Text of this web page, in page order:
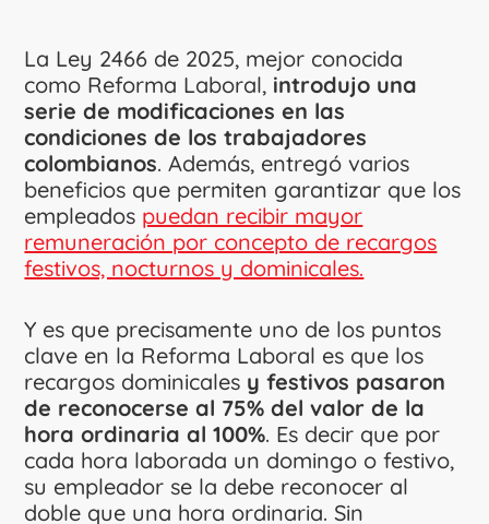
La Ley 2466 de 2025, mejor conocida
como Reforma Laboral, introdujo una
serie de modificaciones en las
condiciones de los trabajadores
colombianos. Además, entregó varios
beneficios que permiten garantizar que los
empleados puedan recibir mayor
remuneración por concepto de recargos
festivos, nocturnos y dominicales.
Y es que precisamente uno de los puntos
clave en la Reforma Laboral es que los
recargos dominicales y festivos pasaron
de reconocerse al 75% del valor de la
hora ordinaria al 100%. Es decir que por
cada hora laborada un domingo o festivo,
su empleador se la debe reconocer al
doble que una hora ordinaria. Sin